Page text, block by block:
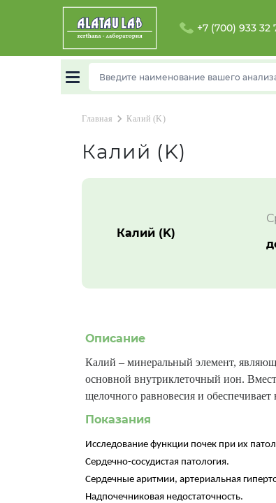
+7 (700) 933 32
Главная chevron_right Калий (K)
Калий (K)
Калий (K)
Описание
Калий – минеральный элемент,
основной внутриклеточный ион.
щелочного равновесия и
Показания
Исследование функции почек при их
Сердечно-сосудистая патология.
Сердечные аритмии, артериальная
Надпочечниковая недостаточность.